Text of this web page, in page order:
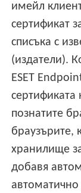
имейл
сертификат
списъка с
(издатели).
ESET
сертификата
познатите
браузърите,
хранилище
добавя
автоматично